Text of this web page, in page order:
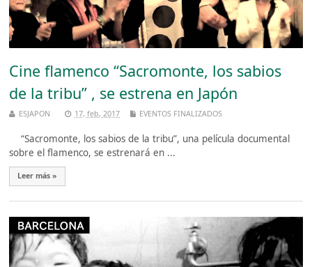
Cine flamenco “Sacromonte, los sabios
de la tribu” , se estrena en Japón
ESJAPON 17, feb, 2017 EVENTOS FINALIZADOS
“Sacromonte, los sabios de la tribu”, una película documental
sobre el flamenco, se estrenará en ...
Leer más »